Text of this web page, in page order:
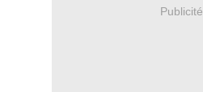
Publicité